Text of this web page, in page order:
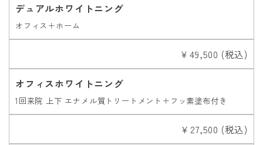
デュアルホワイトニング
オフィス＋ホーム
￥49,500 (税込)
オフィスホワイトニング
1回来院 上下 エナメル質トリートメント＋フッ素塗布付き
￥27,500 (税込)